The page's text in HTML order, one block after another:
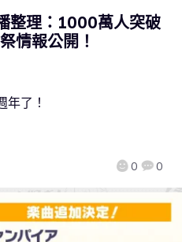
整理：1000萬人突破
情報公開！
0 0
年了！